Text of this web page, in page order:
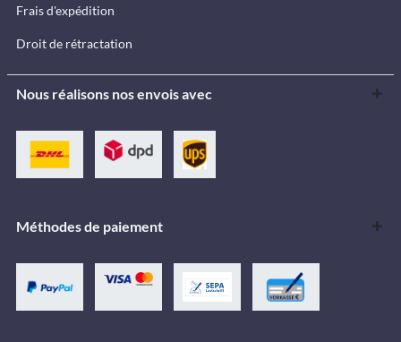
Frais d'expédition
Droit de rétractation
Nous réalisons nos envois avec
Méthodes de paiement